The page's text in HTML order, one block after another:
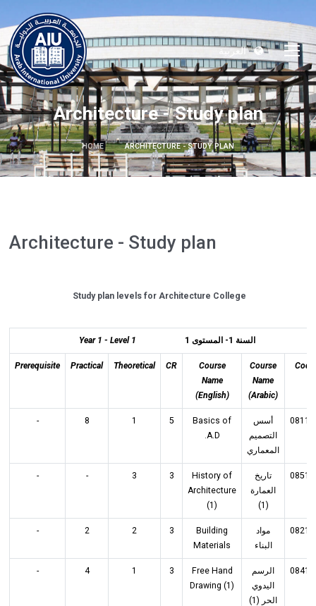
العربية
Architecture - Study plan
HOME ARCHITECTURE - STUDY PLAN
Architecture - Study plan
Study plan levels for Architecture College
السنة 1 - المستوى 1 Year 1 - Level 1
Code
Course
Name
(Arabic)
Course
Name
(English)
CR
Theoretical
Practical
Prerequisite
أسس
التصميم
المعماري
Basics of
A.D.
5
1
8
-
تاريخ
العمارة
(1)
History of
Architecture
(1)
3
3
-
-
مواد
البناء
Building
Materials
3
2
2
-
الرسم
اليدوي
الحر (1)
Free Hand
Drawing (1)
3
1
4
-